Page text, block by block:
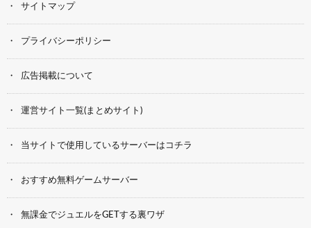
サイトマップ
プライバシーポリシー
広告掲載について
運営サイト一覧(まとめサイト)
当サイトで使用しているサーバーはコチラ
おすすめ無料ゲームサーバー
無課金でジュエルをGETする裏ワザ